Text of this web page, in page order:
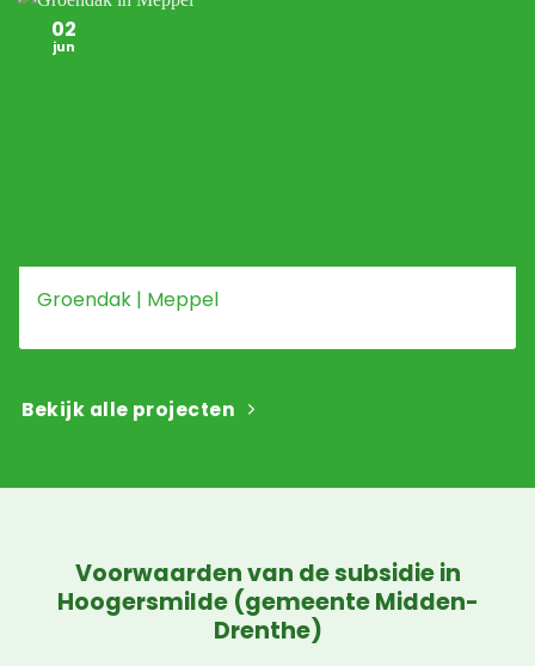
Groendak | Meppel
02
jun
Bekijk alle projecten
Voorwaarden van de subsidie in
Hoogersmilde (gemeente Midden-
Drenthe)